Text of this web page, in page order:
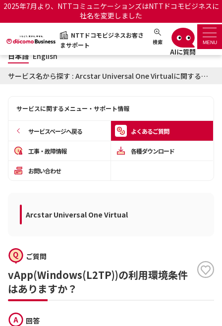
2025年7月より、NTTコミュニケーションズはNTTドコモビジネスに
社名を変更しました
NTTドコモビジネスお客さ
まサポート
検索 MENU
NTTドコモビジネスお客さまサポート 日本語 English
サポートトップ
お知らせ サポートサイトの使い方
OCNのお客さまはこちら
日本語 English
サービス名から探す : Arcstar Universal One Virtualに関するよくあるご質問
サービスに関するメニュー・サポート情報
サービスページへ戻る よくあるご質問
工事・故障情報 各種ダウンロード
お問い合わせ
Arcstar Universal One Virtual
ご質問
vApp(Windows(L2TP))の利用環境条件
はありますか？
回答